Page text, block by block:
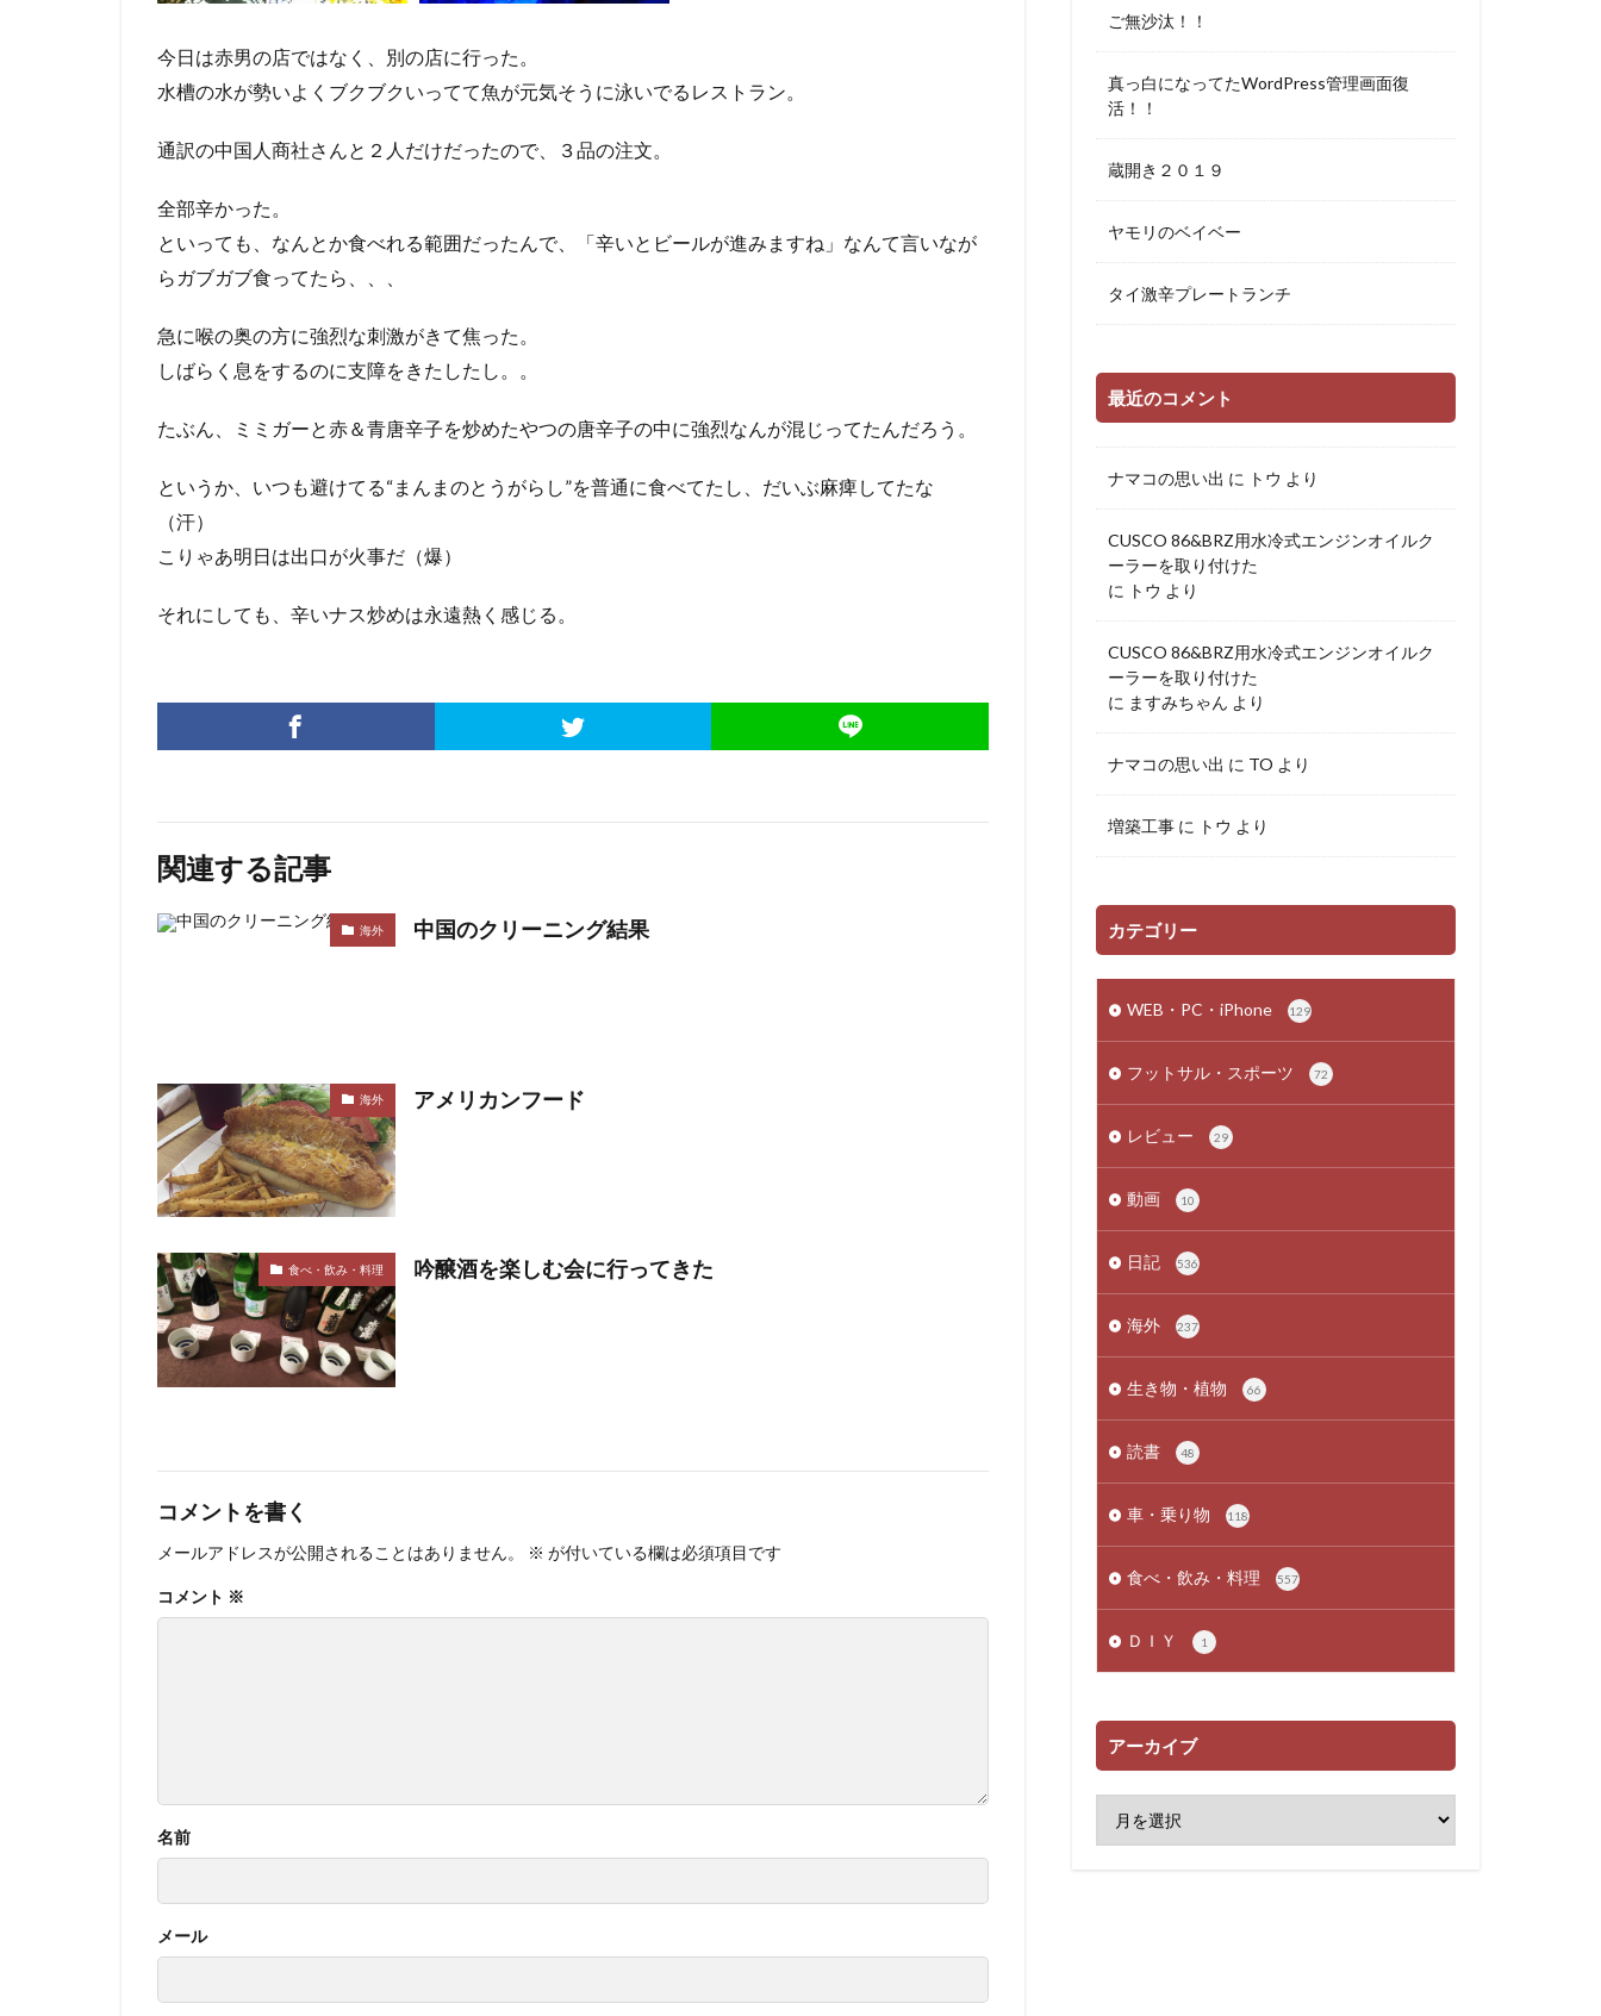
今日は赤男の店ではなく、別の店に行った。
水槽の水が勢いよくブクブクいってて魚が元気そうに泳いでるレストラン。
通訳の中国人商社さんと２人だけだったので、３品の注文。
全部辛かった。
といっても、なんとか食べれる範囲だったんで、「辛いとビールが進みますね」なんて言いなが
らガブガブ食ってたら、、、
急に喉の奥の方に強烈な刺激がきて焦った。
しばらく息をするのに支障をきたしたし。。
たぶん、ミミガーと赤＆青唐辛子を炒めたやつの唐辛子の中に強烈なんが混じってたんだろう。
というか、いつも避けてる“まんまのとうがらし”を普通に食べてたし、だいぶ麻痺してたな
（汗）
こりゃあ明日は出口が火事だ（爆）
それにしても、辛いナス炒めは永遠熱く感じる。
関連する記事
海外 中国のクリーニング結果
海外 アメリカンフード
食べ・飲み・料理 吟醸酒を楽しむ会に行ってきた
コメントを書く
メールアドレスが公開されることはありません。 ※ が付いている欄は必須項目です
コメント ※
名前
メール
ご無沙汰！！
真っ白になってたWordPress管理画面復
活！！
蔵開き２０１９
ヤモリのベイベー
タイ激辛プレートランチ
最近のコメント
ナマコの思い出 に トウ より
CUSCO 86&BRZ用水冷式エンジンオイルク
ーラーを取り付けた
に トウ より
CUSCO 86&BRZ用水冷式エンジンオイルク
ーラーを取り付けた
に ますみちゃん より
ナマコの思い出 に TO より
増築工事 に トウ より
カテゴリー
WEB・PC・iPhone 129
フットサル・スポーツ 72
レビュー 29
動画 10
日記 536
海外 237
生き物・植物 66
読書 48
車・乗り物 118
食べ・飲み・料理 557
ＤＩＹ 1
アーカイブ